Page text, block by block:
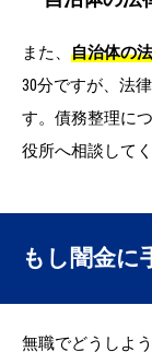
また、 自治体の
30分ですが、法
す。債務整理に
役所へ相談してく
もし闇金に
無職でどうしよ